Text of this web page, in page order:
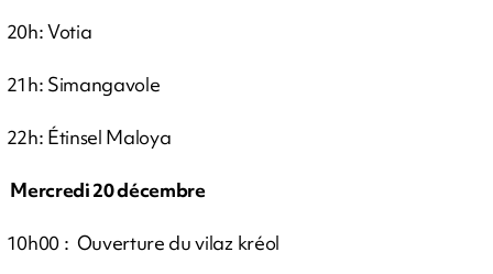
20h: Votia
21h: Simangavole
22h: Étinsel Maloya
Mercredi 20 décembre
10h00 : Ouverture du vilaz kréol